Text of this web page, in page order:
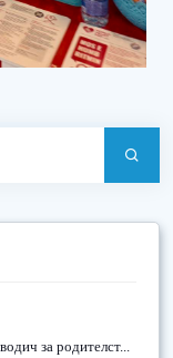
за родителст...